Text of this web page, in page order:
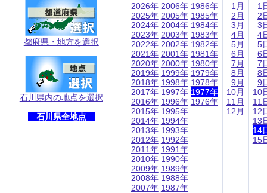
都府県・地方を選択
石川県内の地点を選択
石川県全地点
2026年
2025年
2024年
2023年
2022年
2021年
2020年
2019年
2018年
2017年
2016年
2015年
2014年
2013年
2012年
2011年
2010年
2009年
2008年
2007年
2006年
2005年
2004年
2003年
2002年
2001年
2000年
1999年
1998年
1997年
1996年
1995年
1994年
1993年
1992年
1991年
1990年
1989年
1988年
1987年
1986年
1985年
1984年
1983年
1982年
1981年
1980年
1979年
1978年
1977年
1976年
1月
2月
3月
4月
5月
6月
7月
8月
9月
10月
11月
12月
1
2
3
4
5
6
7
8
9
10
11
12
13
14
15